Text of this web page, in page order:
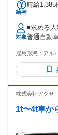
給与
時給
15）：時
給＋100
・昇給あ
与。付与
道1.5ｋ
支給） ・
より通勤
対象
■求める
普通自動車運転免
体を動か
い方 ・I
中のママ
雇用形態： アル
株式会社ガクサ
1t〜4t車か